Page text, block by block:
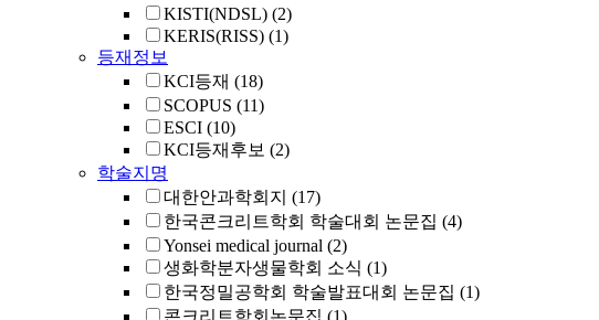
KISTI(NDSL) (2)
KERIS(RISS) (1)
등재정보
KCI등재 (18)
SCOPUS (11)
ESCI (10)
KCI등재후보 (2)
학술지명
대한안과학회지 (17)
한국콘크리트학회 학술대회 논문집 (4)
Yonsei medical journal (2)
생화학분자생물학회 소식 (1)
한국정밀공학회 학술발표대회 논문집 (1)
콘크리트학회논문집 (1)